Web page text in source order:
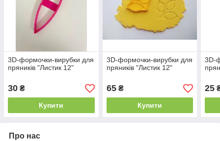
3D-формочки-вирубки для
пряників "Листик 12"
30 ₴
Купити
3D-формочки-вирубки для
пряників "Листик 12"
65₴
Купити
3D-
25
Про нас